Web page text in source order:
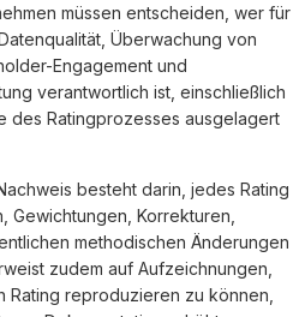
müssen entscheiden, wer für
Überwachung von
Engagement und
verantwortlich ist, einschließlich
des Ratingprozesses ausgelagert
besteht darin, jedes Rating
Gewichtungen, Korrekturen,
methodischen Änderungen
zudem auf Aufzeichnungen,
Rating reproduzieren zu können,